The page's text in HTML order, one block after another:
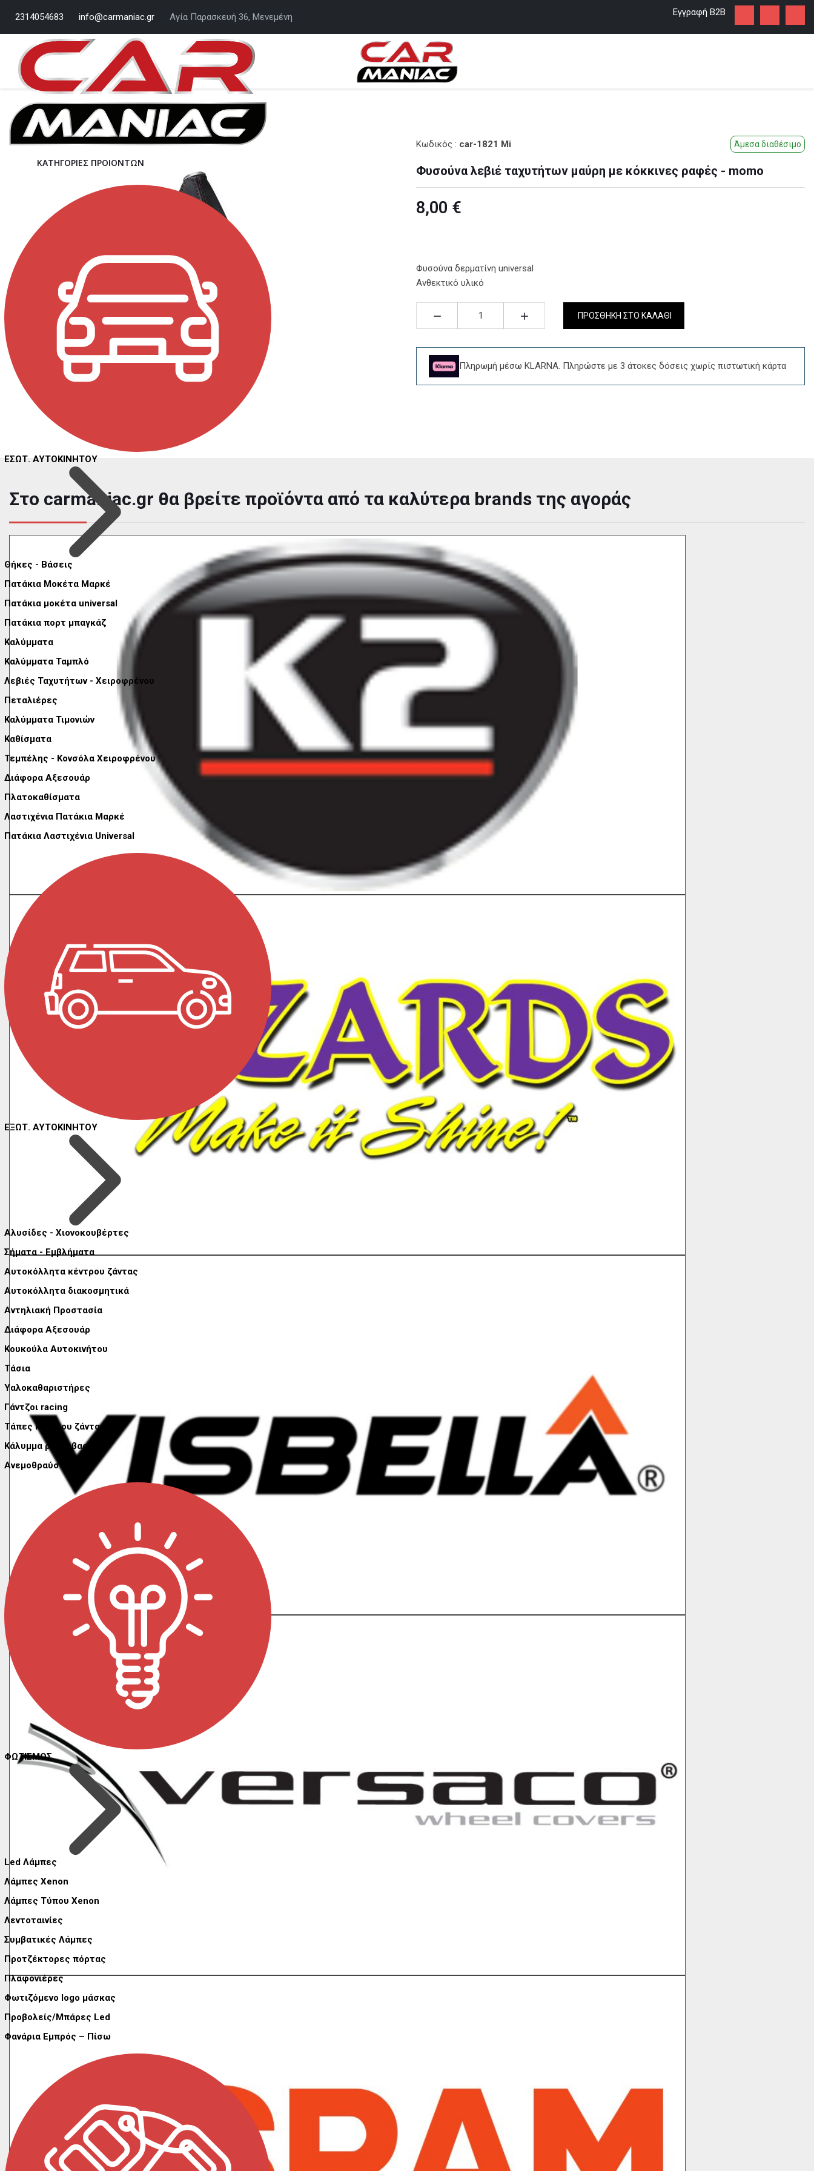
2314054683 info@carmaniac.gr Αγία Παρασκευή 36, Μενεμένη Εγγραφή Β2Β
ΚΑΤΗΓΟΡΙΕΣ ΠΡΟΙΟΝΤΩΝ
ΕΣΩΤ. ΑΥΤΟΚΙΝΗΤΟΥ
Θήκες - Βάσεις
Πατάκια Μοκέτα Μαρκέ
Πατάκια μοκέτα universal
Πατάκια πορτ μπαγκάζ
Καλύμματα
Καλύμματα Ταμπλό
Λεβιές Ταχυτήτων - Χειροφρένου
Πεταλιέρες
Καλύμματα Τιμονιών
Καθίσματα
Τεμπέλης - Κονσόλα Χειροφρένου
Διάφορα Αξεσουάρ
Πλατοκαθίσματα
Λαστιχένια Πατάκια Μαρκέ
Πατάκια Λαστιχένια Universal
ΕΞΩΤ. ΑΥΤΟΚΙΝΗΤΟΥ
Αλυσίδες - Χιονοκουβέρτες
Σήματα - Εμβλήματα
Αυτοκόλλητα κέντρου ζάντας
Αυτοκόλλητα διακοσμητικά
Αντηλιακή Προστασία
Διάφορα Αξεσουάρ
Κουκούλα Αυτοκινήτου
Τάσια
Υαλοκαθαριστήρες
Γάντζοι racing
Τάπες κέντρου ζάντας
Κάλυμμα ρεζέρβας 4x4
Ανεμοθραύστες
ΦΩΤΙΣΜΟΣ
Led Λάμπες
Λάμπες Xenon
Λάμπες Τύπου Xenon
Λεντοταινίες
Συμβατικές Λάμπες
Προτζέκτορες πόρτας
Πλαφονιέρες
Φωτιζόμενο logo μάσκας
Προβολείς/Μπάρες Led
Φανάρια Εμπρός – Πίσω
Κωδικός : car-1821 Mi Άμεσα διαθέσιμο
Φυσούνα λεβιέ ταχυτήτων μαύρη με κόκκινες ραφές - momo
8,00 €
Φυσούνα δερματίνη universal
Ανθεκτικό υλικό
ΠΡΟΣΘΗΚΗ ΣΤΟ ΚΑΛΑΘΙ
Πληρωμή μέσω KLARNA. Πληρώστε με 3 άτοκες δόσεις χωρίς πιστωτική κάρτα
Στο carmaniac.gr θα βρείτε προϊόντα από τα καλύτερα brands της αγοράς